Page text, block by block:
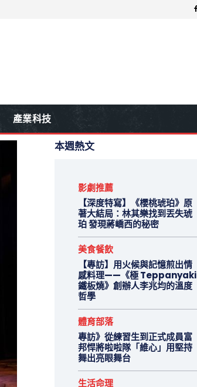
產業科技
本週熱文
影劇推薦
【深度特寫】《櫻桃琥珀》原
著大結局：林其樂找到丟失琥
珀 發現蔣嶠西的秘密
美食餐飲
【專訪】用火候與記憶煎出情
感料理——《極 Teppanyaki
鐵板燒》創辦人李兆均的溫度
哲學
體育部落
專訪》從練習生到正式成員富
邦悍將啦啦隊「維心」用堅持
舞出亮眼舞台
生活命理